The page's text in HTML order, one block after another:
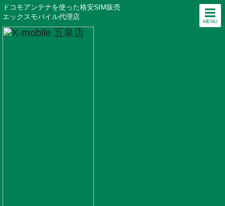
MENU
ドコモアンテナを使った格安SIM販売
エックスモバイル代理店